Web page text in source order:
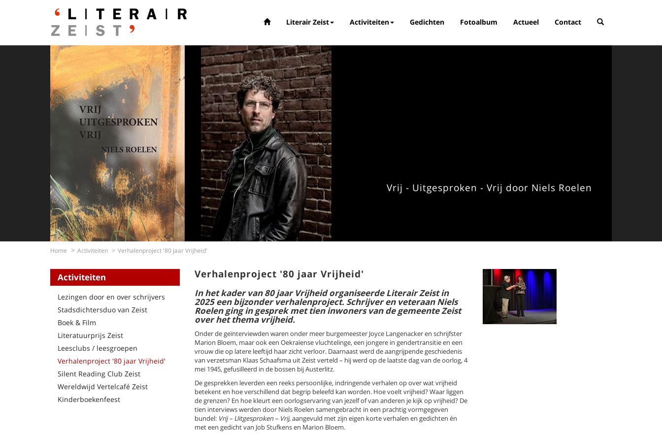
Literair Zeist Activiteiten Gedichten Fotoalbum Actueel Contact
Vrij - Uitgesproken - Vrij door Niels Roelen
Home Activiteiten Verhalenproject '80 jaar Vrijheid'
Activiteiten
Lezingen door en over schrijvers
Stadsdichtersduo van Zeist
Boek & Film
Literatuurprijs Zeist
Leesclubs / leesgroepen
Verhalenproject '80 jaar Vrijheid'
Silent Reading Club Zeist
Wereldwijd Vertelcafé Zeist
Kinderboekenfeest
Verhalenproject '80 jaar Vrijheid'
In het kader van 80 jaar Vrijheid organiseerde Literair Zeist in
2025 een bijzonder verhalenproject. Schrijver en veteraan Niels
Roelen ging in gesprek met tien inwoners van de gemeente Zeist
over het thema vrijheid.
Onder de geïnterviewden waren onder meer burgemeester Joyce Langenacker en schrijfster
Marion Bloem, maar ook een Oekraïense vluchtelinge, een jongere in gendertransitie en een
vrouw die op latere leeftijd haar zicht verloor. Daarnaast werd de aangrijpende geschiedenis
van verzetsman Klaas Schaafsma uit Zeist verteld – hij werd op de laatste dag van de oorlog, 4
mei 1945, gefusilleerd in de bossen bij Austerlitz.
De gesprekken leverden een reeks persoonlijke, indringende verhalen op over wat vrijheid
betekent en hoe verschillend dat begrip beleefd kan worden. Hoe voelt vrijheid? Waar liggen
de grenzen? En hoe kleurt een oorlogservaring van jezelf of van anderen je kijk op vrijheid? De
tien interviews werden door Niels Roelen samengebracht in een prachtig vormgegeven
bundel: Vrij – Uitgesproken – Vrij,aangevuld met zijn eigen korte verhalen en gedichten én
met een gedicht van Job Stufkens en Marion Bloem.